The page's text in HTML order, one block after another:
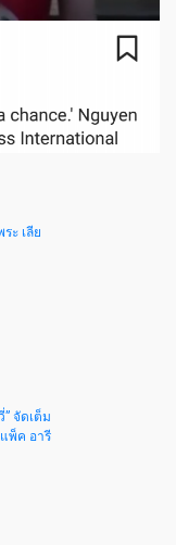
ะ เลีย
” จัดเต็ม
พ็ค อารี